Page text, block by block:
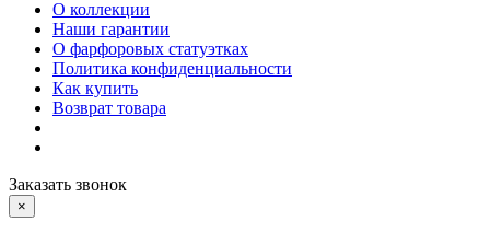
О коллекции
Наши гарантии
О фарфоровых статуэтках
Политика конфиденциальности
Как купить
Возврат товара
Заказать звонок
×